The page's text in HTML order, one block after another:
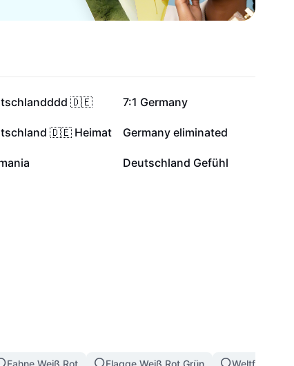
🇩🇪 2152
7:1 Germany
🇩🇪 Heimat 593
Germany eliminated
40
Deutschland Gefühl
Fahne Weiß Rot Flagge Weiß Rot Grün Weltflagge